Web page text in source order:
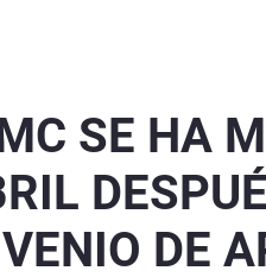
SE HA
DE